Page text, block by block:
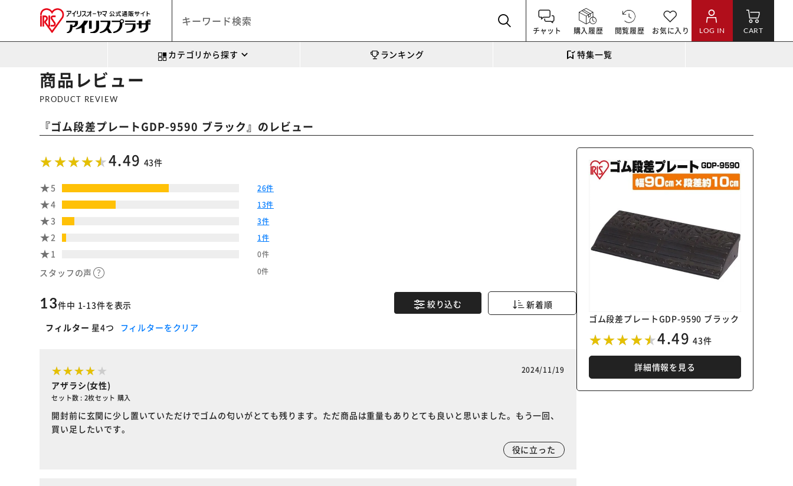
チャット 購入履歴 閲覧履歴 お気に入り LOG IN CART
カテゴリから探す ランキング 特集一覧
商品レビュー
PRODUCT REVIEW
『ゴム段差プレートGDP-9590 ブラック』のレビュー
ゴム段差プレートGDP-9590 ブラック
4.49 43件
詳細情報を見る
4.49 43件
5 26件
4 13件
3 3件
2 1件
1 0件
スタッフの声 0件
絞り込む 新着順
13件中 1-13件を表示
フィルター 星4つ フィルターをクリア
2024/11/19
アザラシ(女性)
セット数 : 2枚セット 購入
開封前に玄関に少し置いていただけでゴムの匂いがとても残ります。ただ商品は重量もありとても良いと思いました。もう一回、
買い足したいです。
役に立った